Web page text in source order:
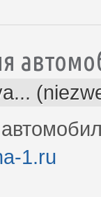
1.ru